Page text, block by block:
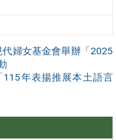
代婦女基金會舉辦「2025
115年表揚推展本土語言